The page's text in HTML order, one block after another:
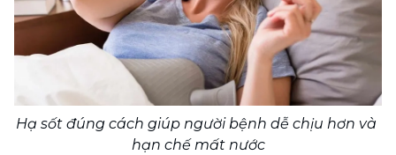
Hạ sốt đúng cách giúp người bệnh dễ chịu hơn và
hạn chế mất nước